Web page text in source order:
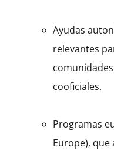
Ayudas
relevantes
cooficiales.
Programas
Europe),